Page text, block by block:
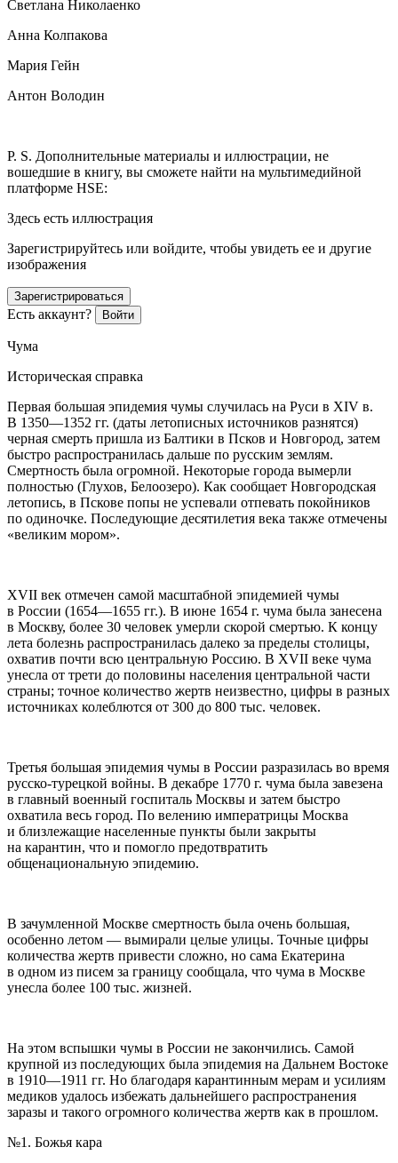
Светлана Николаенко
Анна Колпакова
Мария Гейн
Антон Володин
P. S. Дополнительные материалы и иллюстрации, не
вошедшие в книгу, вы сможете найти на мультимедийной
платформе HSE:
Здесь есть иллюстрация
Зарегистрируйтесь или войдите, чтобы увидеть ее и другие
изображения
Зарегистрироваться
Есть аккаунт? Войти
Чума
Историческая справка
Первая большая эпидемия чумы случилась на Руси в XIV в.
В 1350—1352 гг. (даты летописных источников разнятся)
черная смерть пришла из Балтики в Псков и Новгород, затем
быстро распространилась дальше по русским землям.
Смертность была огромной. Некоторые города вымерли
полностью (Глухов, Белоозеро). Как сообщает Новгородская
летопись, в Пскове попы не успевали отпевать покойников
по одиночке. Последующие десятилетия века также отмечены
«великим мором».
XVII век отмечен самой масштабной эпидемией чумы
в России (1654—1655 гг.). В июне 1654 г. чума была занесена
в Москву, более 30 человек умерли скорой смертью. К концу
лета болезнь распространилась далеко за пределы столицы,
охватив почти всю центральную Россию. В XVII веке чума
унесла от трети до половины населения центральной части
страны; точное количество жертв неизвестно, цифры в разных
источниках колеблются от 300 до 800 тыс. человек.
Третья большая эпидемия чумы в России разразилась во время
русско-турецкой войны. В декабре 1770 г. чума была завезена
в главный военный госпиталь Москвы и затем быстро
охватила весь город. По велению императрицы Москва
и близлежащие населенные пункты были закрыты
на карантин, что и помогло предотвратить
общенациональную эпидемию.
В зачумленной Москве смертность была очень большая,
особенно летом — вымирали целые улицы. Точные цифры
количества жертв привести сложно, но сама Екатерина
в одном из писем за границу сообщала, что чума в Москве
унесла более 100 тыс. жизней.
На этом вспышки чумы в России не закончились. Самой
крупной из последующих была эпидемия на Дальнем Востоке
в 1910—1911 гг. Но благодаря карантинным мерам и усилиям
медиков удалось избежать дальнейшего распространения
заразы и такого огромного количества жертв как в прошлом.
№1. Божья кара